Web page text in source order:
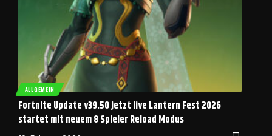
ALLGEMEIN
Fortnite Update v39.50 jetzt live Lantern Fest 2026
startet mit neuem 8 Spieler Reload Modus